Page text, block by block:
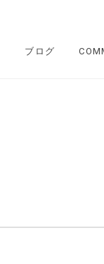
ブログ